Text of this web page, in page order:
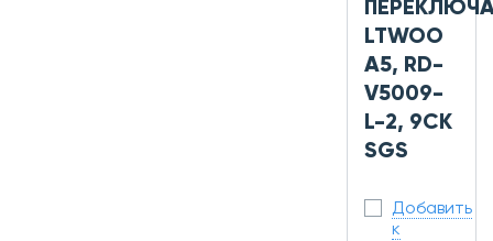
LTWOO
A5, RD-
V5009-
L-2, 9СК
SGS
Добавить
к